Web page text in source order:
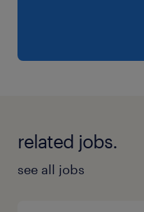
related jobs.
see all jobs